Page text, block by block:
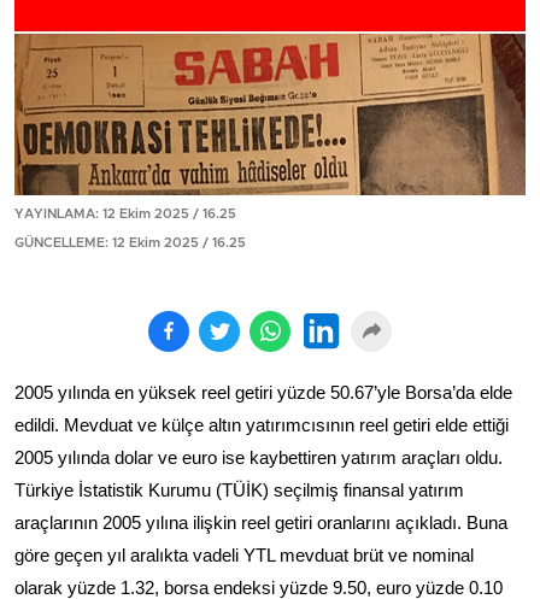
YAYINLAMA: 12 Ekim 2025 / 16.25
GÜNCELLEME: 12 Ekim 2025 / 16.25
2005 yılında en yüksek reel getiri yüzde 50.67’yle Borsa’da elde
edildi. Mevduat ve külçe altın yatırımcısının reel getiri elde ettiği
2005 yılında dolar ve euro ise kaybettiren yatırım araçları oldu.
Türkiye İstatistik Kurumu (TÜİK) seçilmiş finansal yatırım
araçlarının 2005 yılına ilişkin reel getiri oranlarını açıkladı. Buna
göre geçen yıl aralıkta vadeli YTL mevduat brüt ve nominal
olarak yüzde 1.32, borsa endeksi yüzde 9.50, euro yüzde 0.10